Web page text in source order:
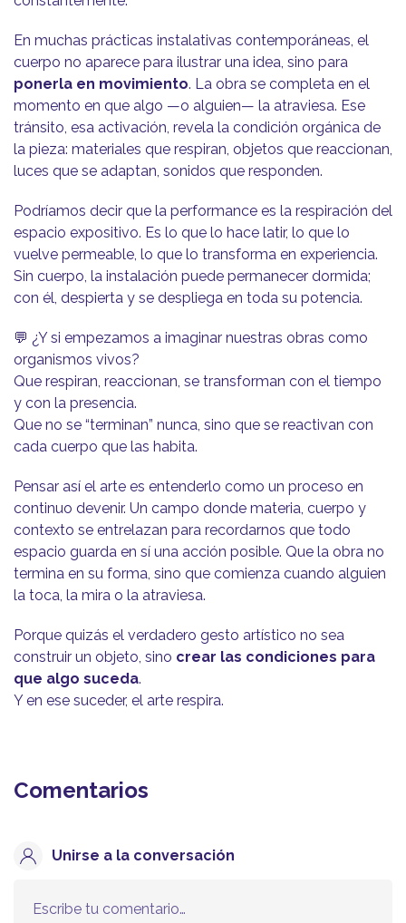
En muchas prácticas instalativas contemporáneas, el
cuerpo no aparece para ilustrar una idea, sino para
ponerla en movimiento. La obra se completa en el
momento en que algo —o alguien— la atraviesa. Ese
tránsito, esa activación, revela la condición orgánica de
la pieza: materiales que respiran, objetos que reaccionan,
luces que se adaptan, sonidos que responden.
Podríamos decir que la performance es la respiración del
espacio expositivo. Es lo que lo hace latir, lo que lo
vuelve permeable, lo que lo transforma en experiencia.
Sin cuerpo, la instalación puede permanecer dormida;
con él, despierta y se despliega en toda su potencia.
💬 ¿Y si empezamos a imaginar nuestras obras como
organismos vivos?
Que respiran, reaccionan, se transforman con el tiempo
y con la presencia.
Que no se “terminan” nunca, sino que se reactivan con
cada cuerpo que las habita.
Pensar así el arte es entenderlo como un proceso en
continuo devenir. Un campo donde materia, cuerpo y
contexto se entrelazan para recordarnos que todo
espacio guarda en sí una acción posible. Que la obra no
termina en su forma, sino que comienza cuando alguien
la toca, la mira o la atraviesa.
Porque quizás el verdadero gesto artístico no sea
construir un objeto, sino crear las condiciones para
que algo suceda.
Y en ese suceder, el arte respira.
Comentarios
Unirse a la conversación
Escribe tu comentario…